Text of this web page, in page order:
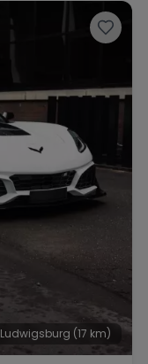
Ludwigsburg (17 km)